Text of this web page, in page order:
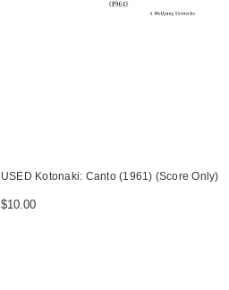
USED Kotonaki: Canto (1961) (Score Only)
$10.00